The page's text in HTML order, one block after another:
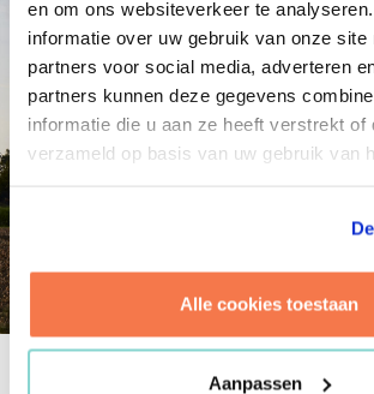
en om ons websiteverkeer te
informatie over uw gebruik van onze site
partners voor social media, adverteren
partners kunnen deze gegevens
informatie die u aan ze heeft verstrekt of
verzameld op basis van uw gebruik van
Alle cookies toestaan
Aanpassen
Koopinstrument Groningen